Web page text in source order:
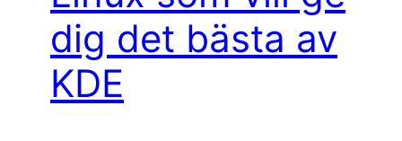
dig det bästa av
KDE